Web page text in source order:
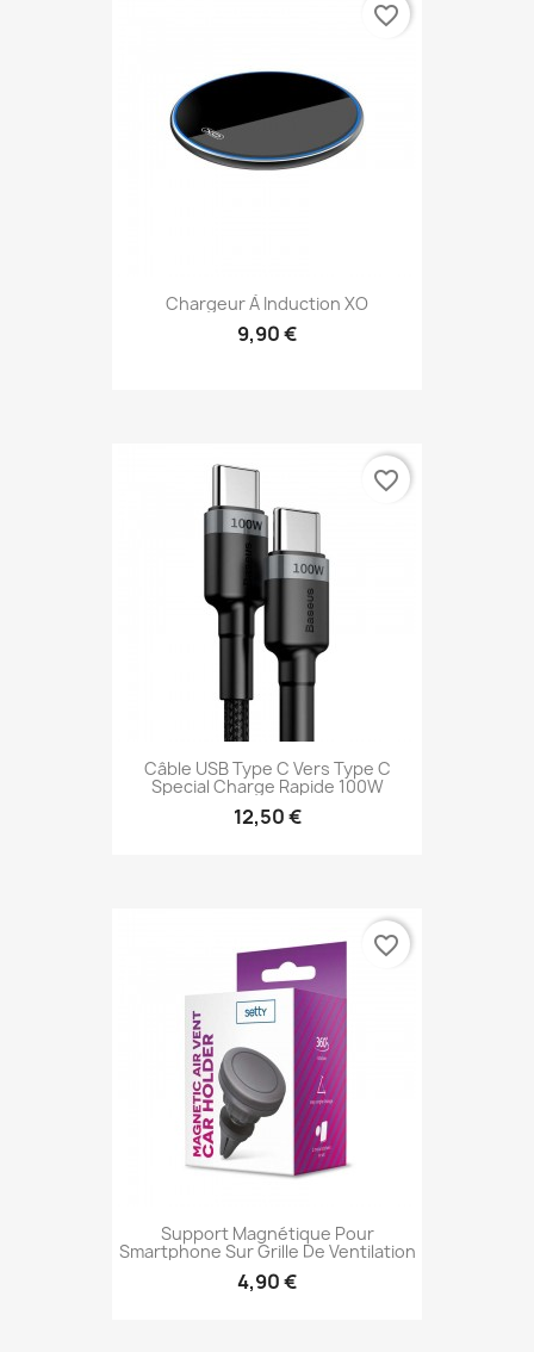
Chargeur À Induction XO
9,90 €
favorite_border
Câble USB Type C Vers Type C
Special Charge Rapide 100W
12,50 €
favorite_border
Support Magnétique Pour
Smartphone Sur Grille De Ventilation
4,90 €
favorite_border